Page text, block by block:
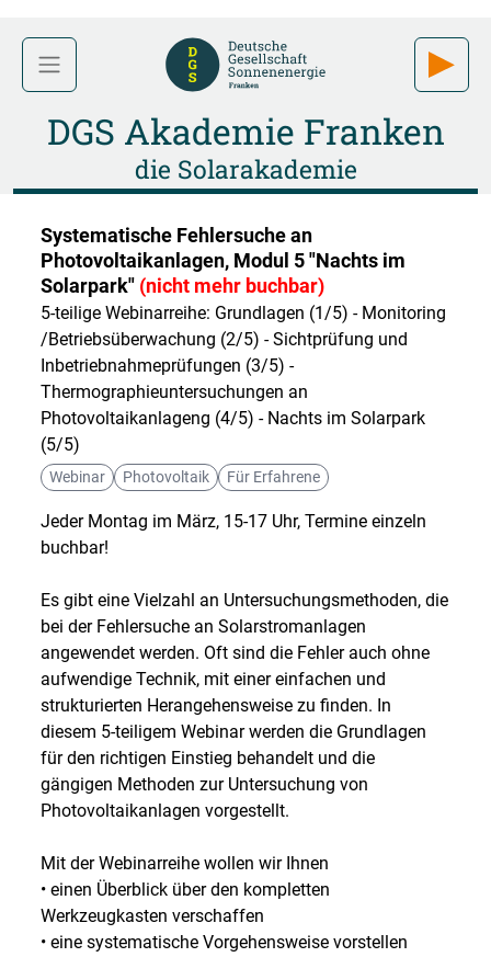
DGS Akademie Franken
die Solarakademie
Systematische Fehlersuche an
Photovoltaikanlagen, Modul 5 "Nachts im
Solarpark" (nicht mehr buchbar)
5-teilige Webinarreihe: Grundlagen (1/5) - Monitoring
/Betriebsüberwachung (2/5) - Sichtprüfung und
Inbetriebnahmeprüfungen (3/5) -
Thermographieuntersuchungen an
Photovoltaikanlageng (4/5) - Nachts im Solarpark
(5/5)
Webinar Photovoltaik Für Erfahrene
Jeder Montag im März, 15-17 Uhr, Termine einzeln
buchbar!
Es gibt eine Vielzahl an Untersuchungsmethoden, die
bei der Fehlersuche an Solarstromanlagen
angewendet werden. Oft sind die Fehler auch ohne
aufwendige Technik, mit einer einfachen und
strukturierten Herangehensweise zu finden. In
diesem 5-teiligem Webinar werden die Grundlagen
für den richtigen Einstieg behandelt und die
gängigen Methoden zur Untersuchung von
Photovoltaikanlagen vorgestellt.
Mit der Webinarreihe wollen wir Ihnen
• einen Überblick über den kompletten
Werkzeugkasten verschaffen
• eine systematische Vorgehensweise vorstellen